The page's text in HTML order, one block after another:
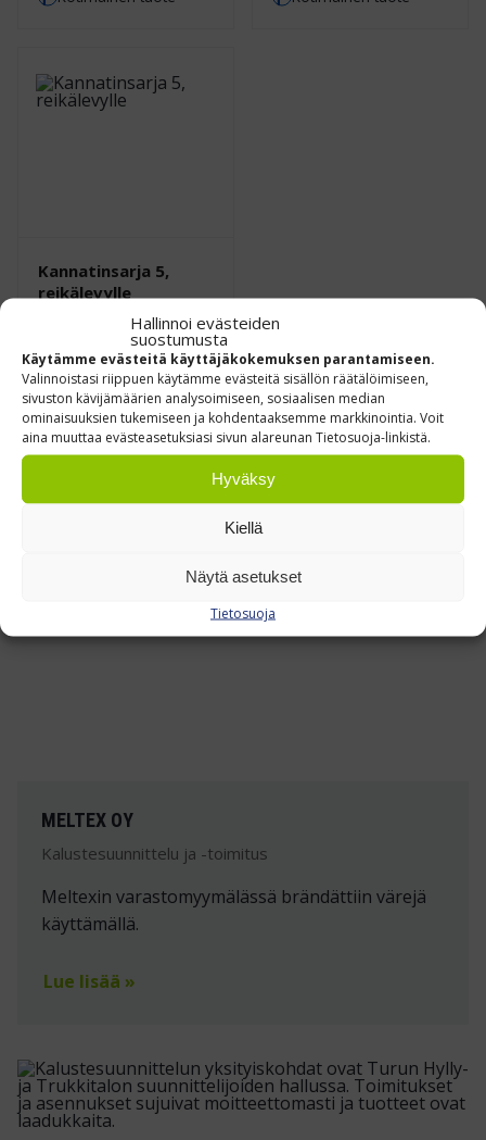
Hallinnoi evästeiden
suostumusta
Käytämme evästeitä käyttäjäkokemuksen parantamiseen.
Valinnoistasi riippuen käytämme evästeitä sisällön räätälöimiseen,
sivuston kävijämäärien analysoimiseen, sosiaalisen median
ominaisuuksien tukemiseen ja kohdentaaksemme markkinointia. Voit
aina muuttaa evästeasetuksiasi sivun alareunan Tietosuoja-linkistä.
Hyväksy
Kiellä
Näytä asetukset
Tietosuoja
Kannatinsarja 5,
reikälevylle
0 % ALV/ kpl
Leasing hinta alk.32.00
€/kk(ALV 0%)
Kotimainen tuote
TUTUSTU REFERENSSEIHIMME »
MELTEX OY
Kalustesuunnittelu ja -toimitus
Meltexin varastomyymälässä brändättiin värejä
käyttämällä.
Lue lisää »